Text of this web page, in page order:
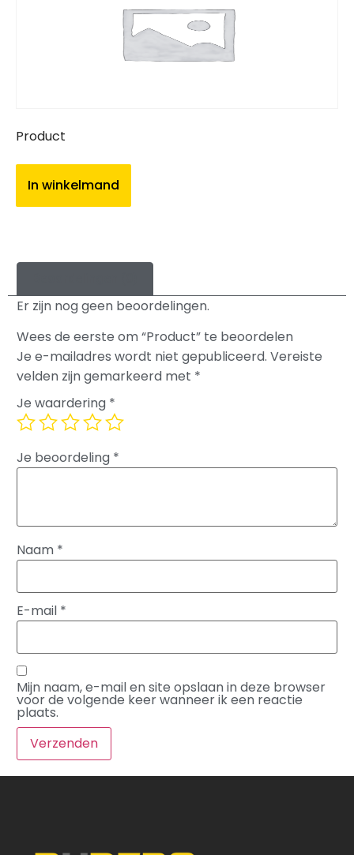
Product
In winkelmand
Er zijn nog geen beoordelingen.
Wees de eerste om “Product” te beoordelen
Je e-mailadres wordt niet gepubliceerd. Vereiste
velden zijn gemarkeerd met *
Je waardering *
Je beoordeling *
Naam *
E-mail *
Mijn naam, e-mail en site opslaan in deze browser
voor de volgende keer wanneer ik een reactie
plaats.